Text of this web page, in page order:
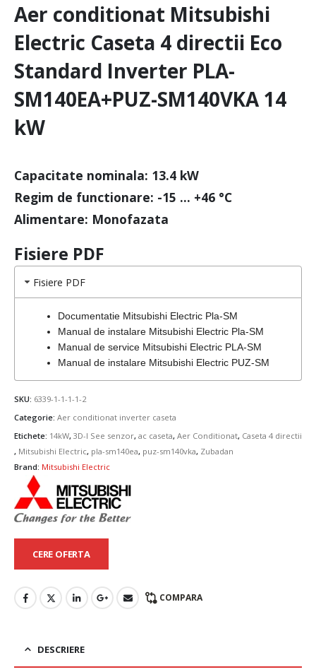
Aer conditionat Mitsubishi
Electric Caseta 4 directii Eco
Standard Inverter PLA-
SM140EA+PUZ-SM140VKA 14
kW
Capacitate nominala: 13.4 kW
Regim de functionare: -15 … +46 °C
Alimentare: Monofazata
Fisiere PDF
Fisiere PDF
Documentatie Mitsubishi Electric Pla-SM
Manual de instalare Mitsubishi Electric Pla-SM
Manual de service Mitsubishi Electric PLA-SM
Manual de instalare Mitsubishi Electric PUZ-SM
SKU: 6339-1-1-1-1-2
Categorie: Aer conditionat inverter caseta
Etichete: 14kW, 3D-I See senzor, ac caseta, Aer Conditionat, Caseta 4 directii
, Mitsubishi Electric, pla-sm140ea, puz-sm140vka, Zubadan
Brand: Mitsubishi Electric
CERE OFERTA
COMPARA
DESCRIERE